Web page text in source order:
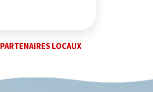
PARTENAIRES LOCAUX